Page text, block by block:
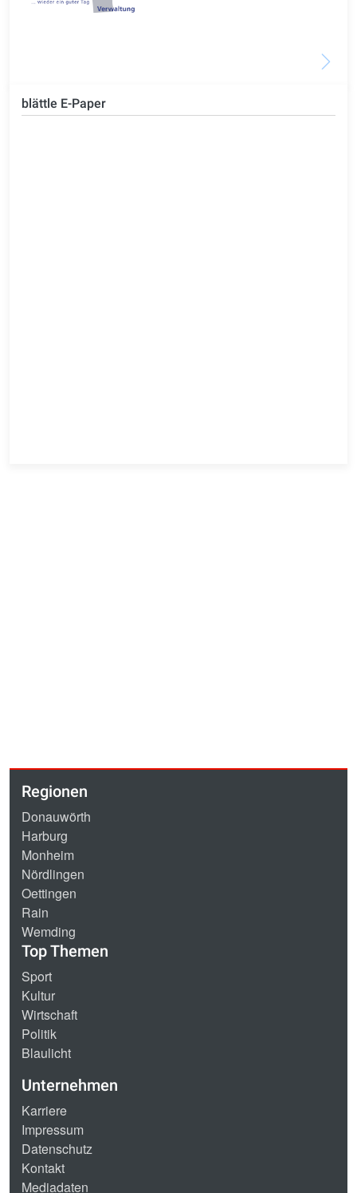
blättle E-Paper
Regionen
Donauwörth
Harburg
Monheim
Nördlingen
Oettingen
Rain
Wemding
Top Themen
Sport
Kultur
Wirtschaft
Politik
Blaulicht
Unternehmen
Karriere
Impressum
Datenschutz
Kontakt
Mediadaten